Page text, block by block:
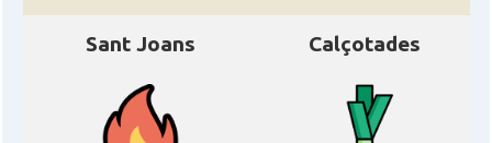
Sant Joans Calçotades